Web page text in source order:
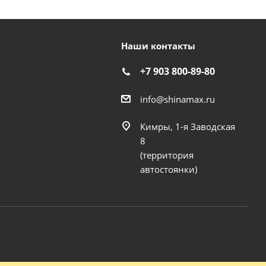
Наши контакты
+7 903 800-89-80
info@shinamax.ru
Кимры, 1-я Заводская
8
(территория
автостоянки)